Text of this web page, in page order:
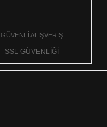
GÜVENLİ ALIŞVERİŞ
SSL GÜVENLİĞİ